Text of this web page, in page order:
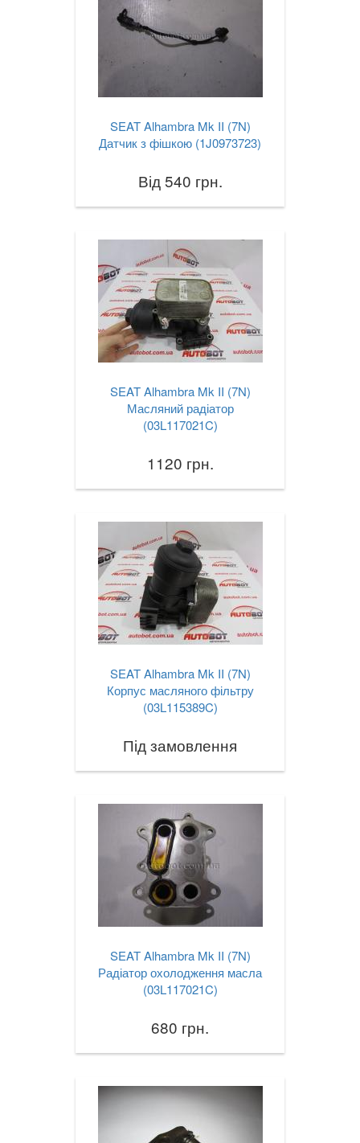
SEAT Alhambra Mk II (7N)
Датчик з фішкою (1J0973723)
Від 540 грн.
SEAT Alhambra Mk II (7N)
Масляний радіатор
(03L117021C)
1120 грн.
SEAT Alhambra Mk II (7N)
Корпус масляного фільтру
(03L115389C)
Під замовлення
SEAT Alhambra Mk II (7N)
Радіатор охолодження масла
(03L117021C)
680 грн.